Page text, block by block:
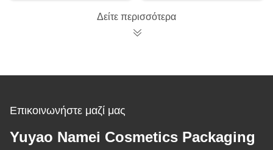
προσαρμοσμένο
συσκευασία
Δείτε περισσότερα
Επικοινωνήστε μαζί μας
Yuyao Namei Cosmetics Packaging